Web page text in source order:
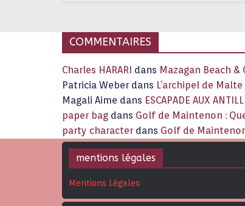
COMMENTAIRES
Charles HARARI dans Mazagan Beach
Patricia Weber dans L’archipel de
Magali Aime dans ESCAPADE AUX
paper bag dans Golf de Maintenon :
party character dans Golf de Maintenon
mentions légales
Mentions Légales